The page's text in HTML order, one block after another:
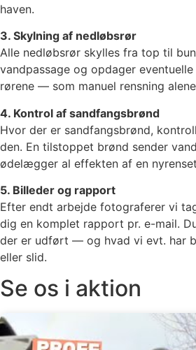
haven.
3. Skylning af nedløbsrør
Alle nedløbsrør skylles fra top til
vandpassage og opdager
rørene — som manuel rensning
4. Kontrol af sandfangsbrønd
Hvor der er sandfangsbrønd,
den. En tilstoppet brønd sender
ødelægger al effekten af en
5. Billeder og rapport
Efter endt arbejde fotograferer vi
dig en komplet rapport pr. e-mail.
der er udført — og hvad vi evt. har
eller slid.
Se os i aktion